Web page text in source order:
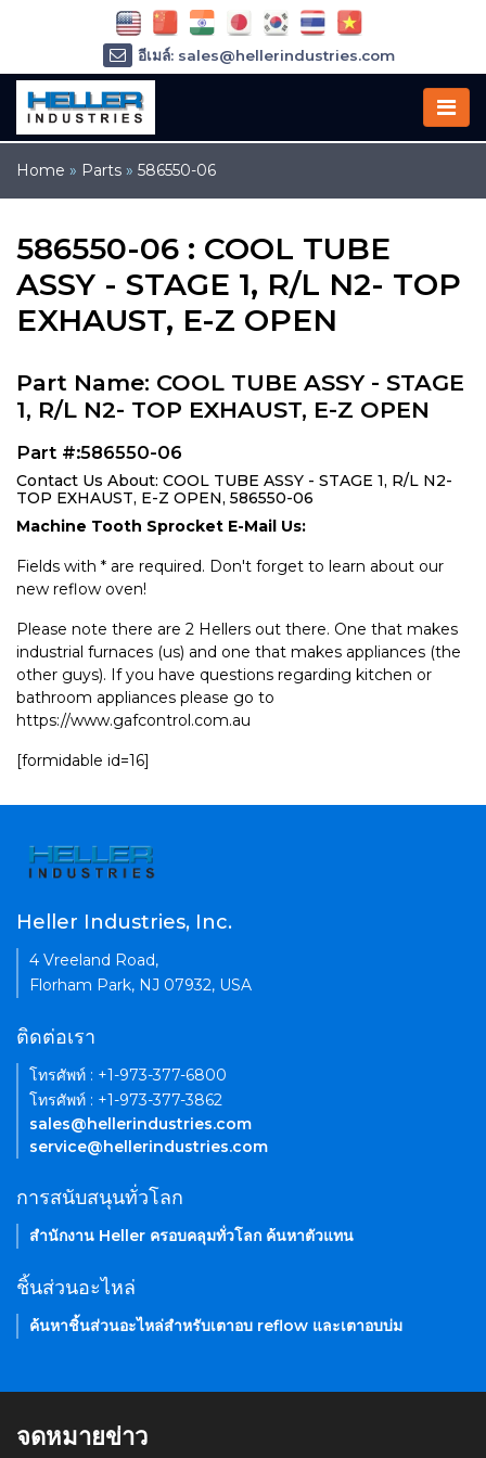
Home » Parts » 586550-06
586550-06 : COOL TUBE
ASSY - STAGE 1, R/L N2- TOP
EXHAUST, E-Z OPEN
Part Name: COOL TUBE ASSY - STAGE
1, R/L N2- TOP EXHAUST, E-Z OPEN
Part #:586550-06
Contact Us About: COOL TUBE ASSY - STAGE 1, R/L N2-
TOP EXHAUST, E-Z OPEN, 586550-06
Machine Tooth Sprocket E-Mail Us:
Fields with * are required. Don't forget to learn about our
new reflow oven!
Please note there are 2 Hellers out there. One that makes
industrial furnaces (us) and one that makes appliances (the
other guys). If you have questions regarding kitchen or
bathroom appliances please go to
https://www.gafcontrol.com.au
[formidable id=16]
อีเมล์: sales@hellerindustries.com
อีเมล์: service@hellerindustries.com
โทรศัพท์ :
Heller Industries, Inc.
4 Vreeland Road,
Florham Park, NJ 07932, USA
ติดต่อเรา
โทรศัพท์ : +1-973-377-6800
โทรศัพท์ : +1-973-377-3862
sales@hellerindustries.com
service@hellerindustries.com
การสนับสนุนทั่วโลก
สำนักงาน Heller ครอบคลุมทั่วโลก ค้นหาตัวแทน
ชิ้นส่วนอะไหล่
ค้นหาชิ้นส่วนอะไหล่สำหรับเตาอบ reflow และเตาอบบ่ม
จดหมายข่าว